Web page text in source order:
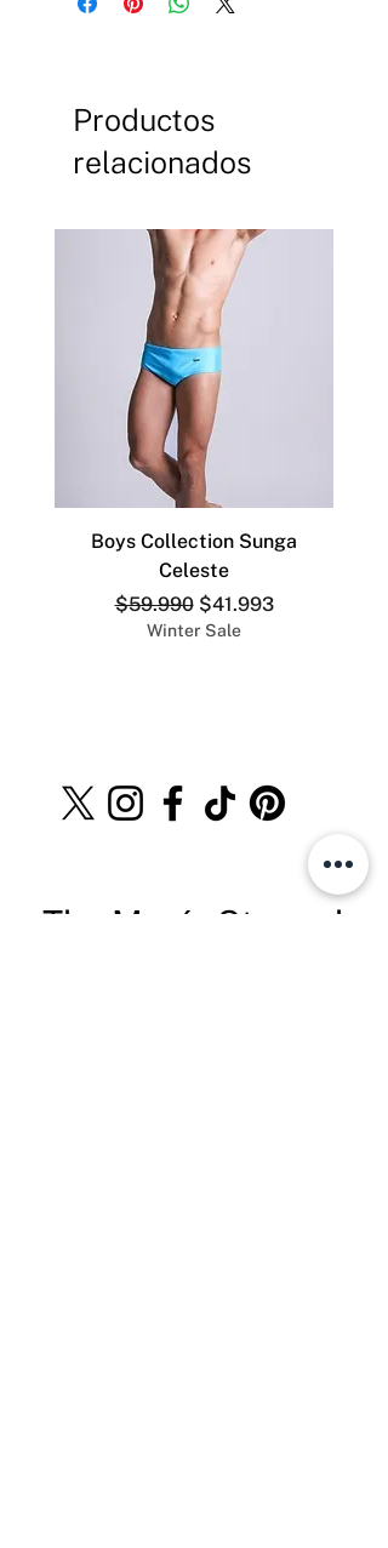
Productos
relacionados
Boys Collection Sunga
Celeste
Precio
$59.990 Precio de oferta
$41.993
Winter Sale
The Men´s Store.cl